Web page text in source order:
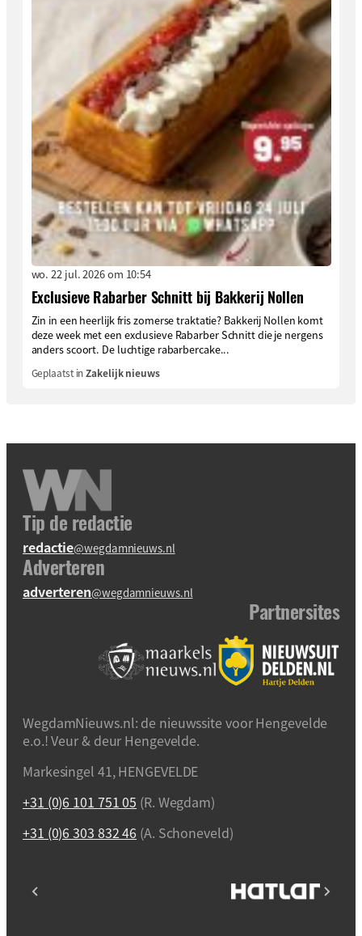
wo. 22 jul. 2026 om 10:54
Exclusieve Rabarber Schnitt bij Bakkerij Nollen
Zin in een heerlijk fris zomerse traktatie? Bakkerij Nollen komt
deze week met een exclusieve Rabarber Schnitt die je nergens
anders scoort. De luchtige rabarbercake...
Geplaatst inZakelijk nieuws
Tip de redactie
redactie@wegdamnieuws.nl
Adverteren
adverteren@wegdamnieuws.nl
Partnersites
WegdamNieuws.nl: de nieuwssite voor Hengevelde
e.o.! Veur & deur Hengevelde.
Markesingel 41, HENGEVELDE
+31 (0)6 101 751 05 (R. Wegdam)
+31 (0)6 303 832 46 (A. Schoneveld)